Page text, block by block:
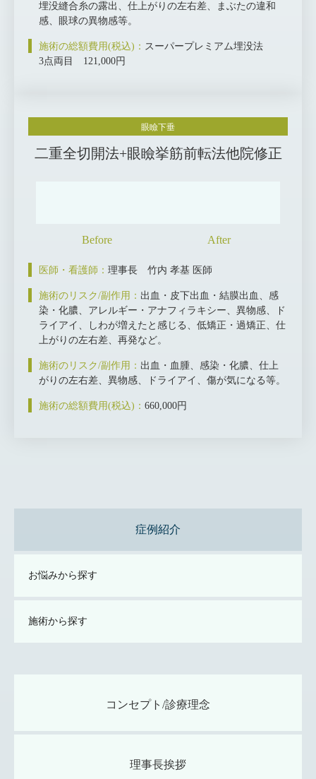
症例紹介
お悩みから探す
施術から探す
コンセプト/診療理念
理事長挨拶
埋没縫合糸の露出、仕上がりの左右差、まぶたの違和
感、眼球の異物感等。
施術の総額費用(税込)： スーパープレミアム埋没法
3点両目 121,000円
眼瞼下垂
二重全切開法+眼瞼挙筋前転法他院修正
医師・看護師： 理事長 竹内 孝基 医師
施術のリスク/副作用： 出血・皮下出血・結膜出血、感
染・化膿、アレルギー・アナフィラキシー、異物感、ド
ライアイ、しわが増えたと感じる、低矯正・過矯正、仕
上がりの左右差、再発など。
施術のリスク/副作用： 出血・血腫、感染・化膿、仕上
がりの左右差、異物感、ドライアイ、傷が気になる等。
施術の総額費用(税込)： 660,000円